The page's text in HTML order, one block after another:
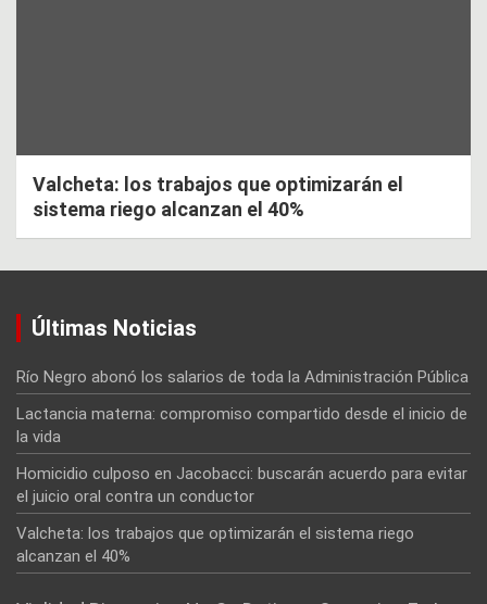
Valcheta: los trabajos que optimizarán el
sistema riego alcanzan el 40%
Últimas Noticias
Río Negro abonó los salarios de toda la Administración Pública
Lactancia materna: compromiso compartido desde el inicio de
la vida
Homicidio culposo en Jacobacci: buscarán acuerdo para evitar
el juicio oral contra un conductor
Valcheta: los trabajos que optimizarán el sistema riego
alcanzan el 40%